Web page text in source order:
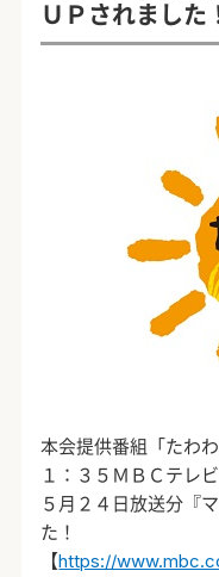
ＵＰされました
本会提供番組「たわ
１：３５ＭＢＣテレ
５月２４日放送分『
た！
【https://